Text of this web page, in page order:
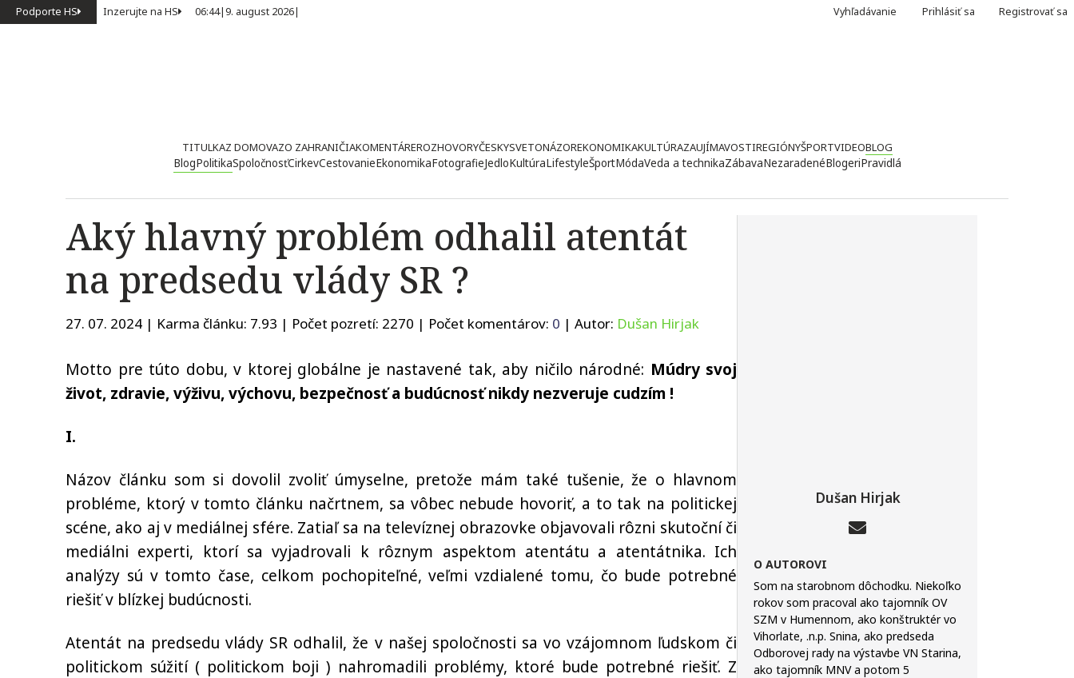
Podporte HS Inzerujte na HS 06:44|9. august 2026| Vyhľadávanie Prihlásiť sa Registrovať sa
TITULKAZ DOMOVAZO ZAHRANIČIAKOMENTÁREROZHOVORYČESKYSVETONÁZOREKONOMIKAKULTÚRAZAUJÍMAVOSTIREGIÓNYŠPORTVIDEOBLOG
BlogPolitikaSpoločnosťCirkevCestovanieEkonomikaFotografieJedloKultúraLifestyleŠportMódaVeda a technikaZábavaNezaradenéBlogeriPravidlá
Aký hlavný problém odhalil atentát
na predsedu vlády SR ?
27. 07. 2024 | Karma článku: 7.93 | Počet pozretí: 2270 | Počet komentárov: 0 | Autor: Dušan Hirjak
Motto pre túto dobu, v ktorej globálne je nastavené tak, aby ničilo národné: Múdry svoj
život, zdravie, výživu, výchovu, bezpečnosť a budúcnosť nikdy nezveruje cudzím !
I.
Názov článku som si dovolil zvoliť úmyselne, pretože mám také tušenie, že o hlavnom
probléme, ktorý v tomto článku načrtnem, sa vôbec nebude hovoriť, a to tak na politickej
scéne, ako aj v mediálnej sfére. Zatiaľ sa na televíznej obrazovke objavovali rôzni skutoční či
mediálni experti, ktorí sa vyjadrovali k rôznym aspektom atentátu a atentátnika. Ich
analýzy sú v tomto čase, celkom pochopiteľné, veľmi vzdialené tomu, čo bude potrebné
riešiť v blízkej budúcnosti.
Atentát na predsedu vlády SR odhalil, že v našej spoločnosti sa vo vzájomnom ľudskom či
politickom súžití ( politickom boji ) nahromadili problémy, ktoré bude potrebné riešiť. Z
Dušan Hirjak
O AUTOROVI
Som na starobnom dôchodku. Niekoľko
rokov som pracoval ako tajomník OV
SZM v Humennom, ako konštruktér vo
Vihorlate, .n.p. Snina, ako predseda
Odborovej rady na výstavbe VN Starina,
ako tajomník MNV a potom 5